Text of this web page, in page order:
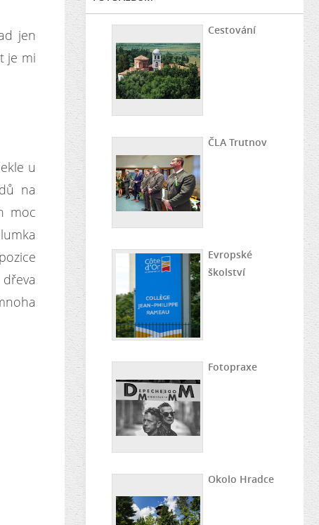
jen
je mi
u
na
moc
Cestování
ČLA Trutnov
Evropské
školství
Fotopraxe
Okolo Hradce